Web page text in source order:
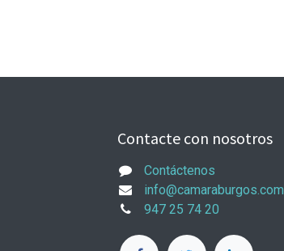
Contacte con nosotros
Contáctenos
info@camaraburgos.com
947 25 74 20